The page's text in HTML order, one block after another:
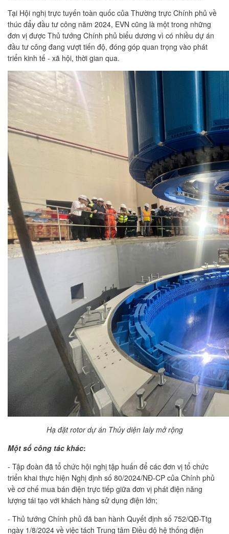
Tại Hội nghị trực tuyến toàn quốc của Thường trực Chính phủ về
thúc đẩy đầu tư công năm 2024, EVN cũng là một trong những
đơn vị được Thủ tướng Chính phủ biểu dương vì có nhiều dự án
đầu tư công đang vượt tiến độ, đóng góp quan trọng vào phát
triển kinh tế - xã hội, thời gian qua.
Hạ đặt rotor dự án Thủy diện Ialy mở rộng
Một số công tác khác:
- Tập đoàn đã tổ chức hội nghị tập huấn để các đơn vị tổ chức
triển khai thực hiện Nghị định số 80/2024/NĐ-CP của Chính phủ
về cơ chế mua bán điện trực tiếp giữa đơn vị phát điện năng
lượng tái tạo với khách hàng sử dụng điện lớn;
- Thủ tướng Chính phủ đã ban hành Quyết định số 752/QĐ-Ttg
ngày 1/8/2024 về việc tách Trung tâm Điều độ hệ thống điện